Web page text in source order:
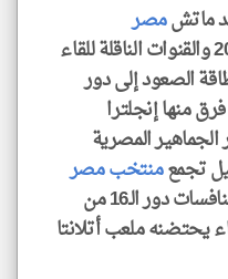
ماتشمصر
2026 والقنوات الناقلة للقاء
الصعود إلى دور
منها إنجلترا
المصرية
تجمعمنتخب مصر
أمام نظيره الأرجنتيني ضمن منافسات دور الـ16 من
يحتضنه ملعب أتلانتا
klyoum.com